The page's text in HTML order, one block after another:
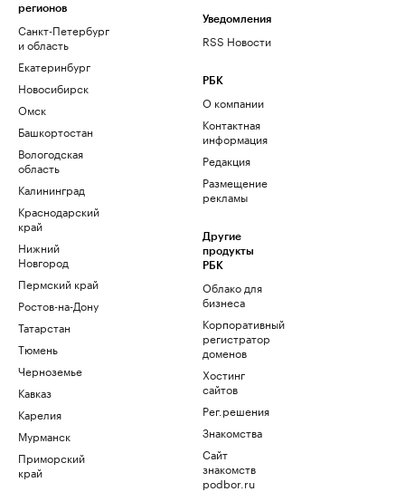
регионов
Санкт-Петербург
и область
Екатеринбург
Новосибирск
Омск
Башкортостан
Вологодская
область
Калининград
Краснодарский
край
Нижний
Новгород
Пермский край
Ростов-на-Дону
Татарстан
Тюмень
Черноземье
Кавказ
Карелия
Мурманск
Приморский
край
Уведомления
RSS Новости
РБК
О компании
Контактная
информация
Редакция
Размещение
рекламы
Другие
продукты
РБК
Облако для
бизнеса
Корпоративный
регистратор
доменов
Хостинг
сайтов
Рег.решения
Знакомства
Сайт
знакомств
podbor.ru